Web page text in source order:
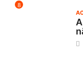
8